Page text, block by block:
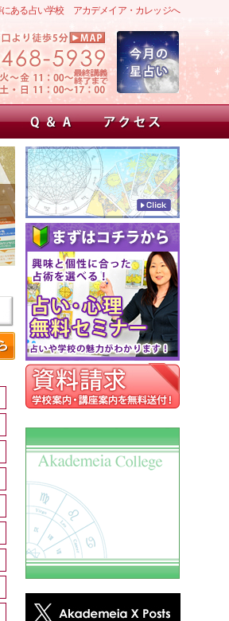
ある占い学校 アカデメイア・カレッジへ